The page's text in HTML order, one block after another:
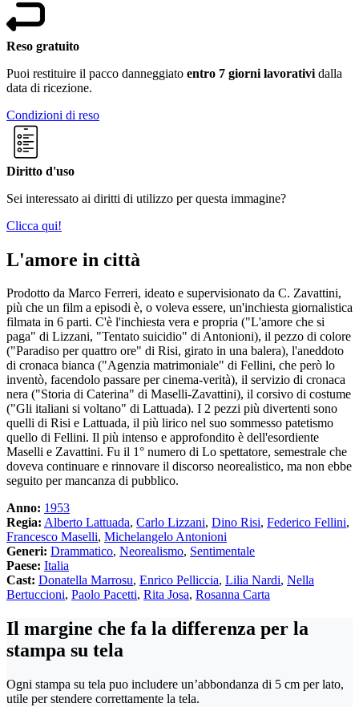
Reso gratuito
Puoi restituire il pacco danneggiato entro 7 giorni lavorativi dalla
data di ricezione.
Condizioni di reso
Diritto d'uso
Sei interessato ai diritti di utilizzo per questa immagine?
Clicca qui!
L'amore in città
Prodotto da Marco Ferreri, ideato e supervisionato da C. Zavattini,
più che un film a episodi è, o voleva essere, un'inchiesta giornalistica
filmata in 6 parti. C'è l'inchiesta vera e propria ("L'amore che si
paga" di Lizzani, "Tentato suicidio" di Antonioni), il pezzo di colore
("Paradiso per quattro ore" di Risi, girato in una balera), l'aneddoto
di cronaca bianca ("Agenzia matrimoniale" di Fellini, che però lo
inventò, facendolo passare per cinema-verità), il servizio di cronaca
nera ("Storia di Caterina" di Maselli-Zavattini), il corsivo di costume
("Gli italiani si voltano" di Lattuada). I 2 pezzi più divertenti sono
quelli di Risi e Lattuada, il più lirico nel suo sommesso patetismo
quello di Fellini. Il più intenso e approfondito è dell'esordiente
Maselli e Zavattini. Fu il 1° numero di Lo spettatore, semestrale che
doveva continuare e rinnovare il discorso neorealistico, ma non ebbe
seguito per mancanza di pubblico.
Anno: 1953
Regia: Alberto Lattuada, Carlo Lizzani, Dino Risi, Federico Fellini,
Francesco Maselli, Michelangelo Antonioni
Generi: Drammatico, Neorealismo, Sentimentale
Paese: Italia
Cast: Donatella Marrosu, Enrico Pelliccia, Lilia Nardi, Nella
Bertuccioni, Paolo Pacetti, Rita Josa, Rosanna Carta
Il margine che fa la differenza per la
stampa su tela
Ogni stampa su tela puo includere un’abbondanza di 5 cm per lato,
utile per stendere correttamente la tela.